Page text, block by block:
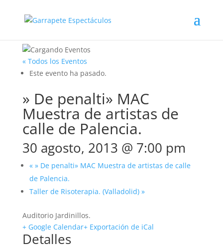
« Todos los Eventos
Este evento ha pasado.
» De penalti» MAC
Muestra de artistas de
calle de Palencia.
30 agosto, 2013 @ 7:00 pm
«» De penalti» MAC Muestra de artistas de calle
de Palencia.
Taller de Risoterapia. (Valladolid) »
Auditorio Jardinillos.
+ Google Calendar+ Exportación de iCal
Detalles